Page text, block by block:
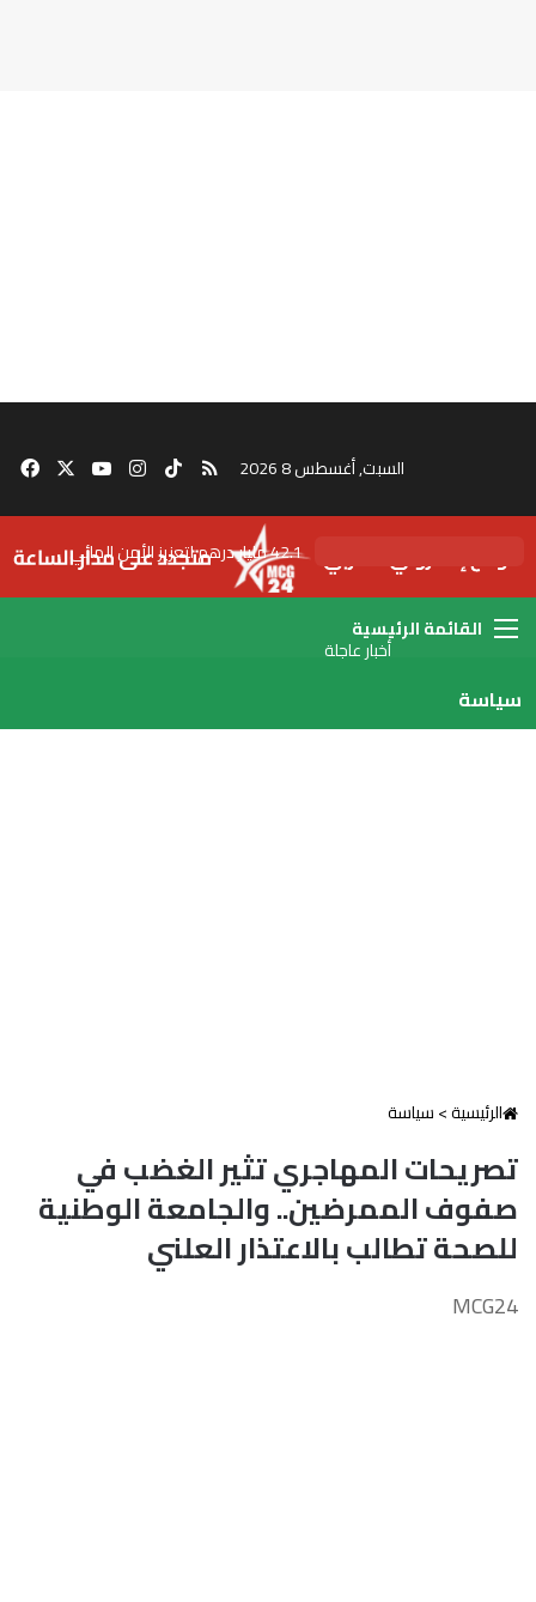
السبت, أغسطس 8 2026 ‫YouTubeانستقرام‫TikTok
ملخص الموقع RSS
أخبار عاجلة
42.1 مليار درهم لتعزيز الأمن المائي
القائمة
سياسة
الرئيسية>سياسة
تصريحات المهاجري تثير الغضب في
صفوف الممرضين.. والجامعة الوطنية
للصحة تطالب بالاعتذار العلني
MCG24